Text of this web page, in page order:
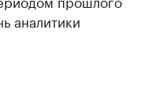
аналитики